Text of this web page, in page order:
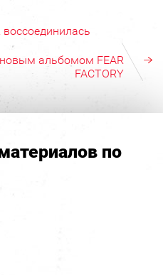
воссоединилась
альбомом FEAR
FACTORY
по